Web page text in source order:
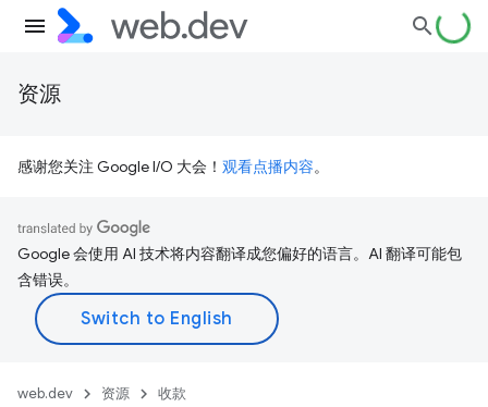
资源
感谢您关注 Google I/O 大会！ 观看点播内容。
Google 会使用 AI 技术将内容翻译成您偏好的语言。AI 翻译可能包
含错误。
web.dev 资源 收款